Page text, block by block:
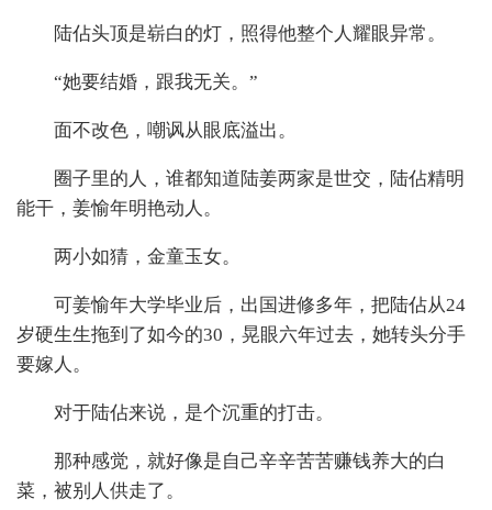
陆佔头顶是崭白的灯，照得他整个人耀眼异常。
“她要结婚，跟我无关。”
面不改色，嘲讽从眼底溢出。
圈子里的人，谁都知道陆姜两家是世交，陆佔精明
能干，姜愉年明艳动人。
两小如猜，金童玉女。
可姜愉年大学毕业后，出国进修多年，把陆佔从24
岁硬生生拖到了如今的30，晃眼六年过去，她转头分手
要嫁人。
对于陆佔来说，是个沉重的打击。
那种感觉，就好像是自己辛辛苦苦赚钱养大的白
菜，被别人供走了。